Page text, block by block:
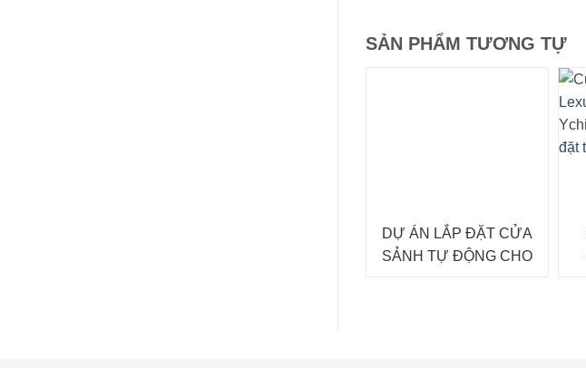
SẢN PHẨM TƯƠNG TỰ
DỰ ÁN LẮP ĐẶT CỬA
SẢNH TỰ ĐỘNG CHO